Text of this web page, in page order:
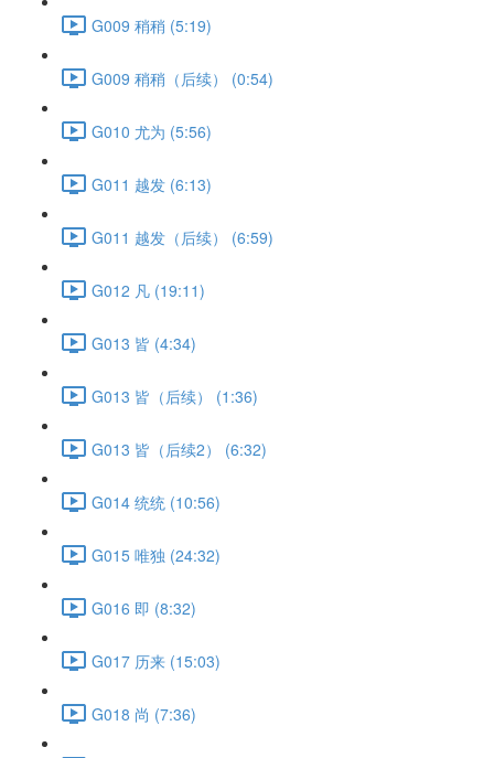
G009 稍稍 (5:19)
G009 稍稍（后续） (0:54)
G010 尤为 (5:56)
G011 越发 (6:13)
G011 越发（后续） (6:59)
G012 凡 (19:11)
G013 皆 (4:34)
G013 皆（后续） (1:36)
G013 皆（后续2） (6:32)
G014 统统 (10:56)
G015 唯独 (24:32)
G016 即 (8:32)
G017 历来 (15:03)
G018 尚 (7:36)